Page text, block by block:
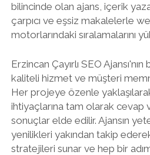
bilincinde olan ajans, içerik
çarpıcı ve eşsiz makalelerle
motorlarındaki sıralamalarını
Erzincan Çayırlı SEO Ajansı'nın
kaliteli hizmet ve müşteri
Her projeye özenle
ihtiyaçlarına tam olarak cevap
sonuçlar elde edilir. Ajansın
yenilikleri yakından takip
stratejileri sunar ve hep bir